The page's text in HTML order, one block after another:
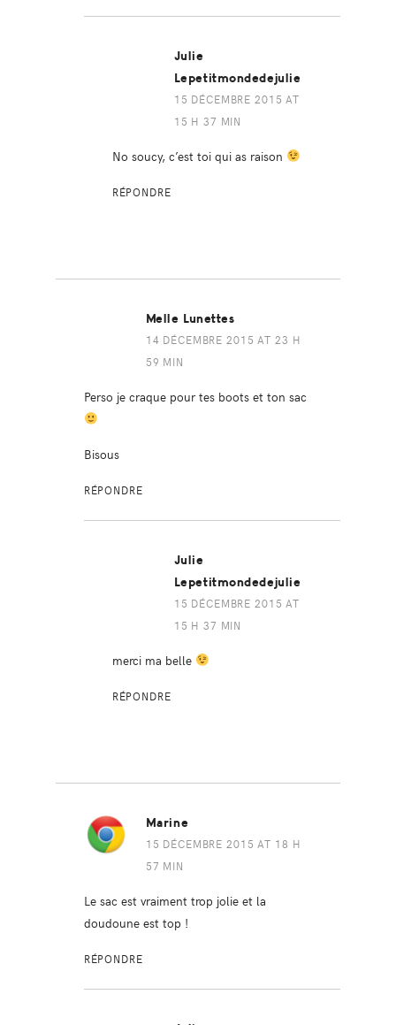
Julie
Lepetitmondedejulie
15 DÉCEMBRE 2015 AT
15 H 37 MIN
No soucy, c’est toi qui as raison
RÉPONDRE
Melle Lunettes
14 DÉCEMBRE 2015 AT 23 H
59 MIN
Perso je craque pour tes boots et ton sac
Bisous
RÉPONDRE
Julie
Lepetitmondedejulie
15 DÉCEMBRE 2015 AT
15 H 37 MIN
merci ma belle
RÉPONDRE
Marine
15 DÉCEMBRE 2015 AT 18 H
57 MIN
Le sac est vraiment trop jolie et la
doudoune est top !
RÉPONDRE